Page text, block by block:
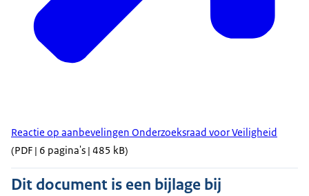
Reactie op aanbevelingen Onderzoeksraad voor Veiligheid
(PDF | 6 pagina's | 485 kB)
Dit document is een bijlage bij